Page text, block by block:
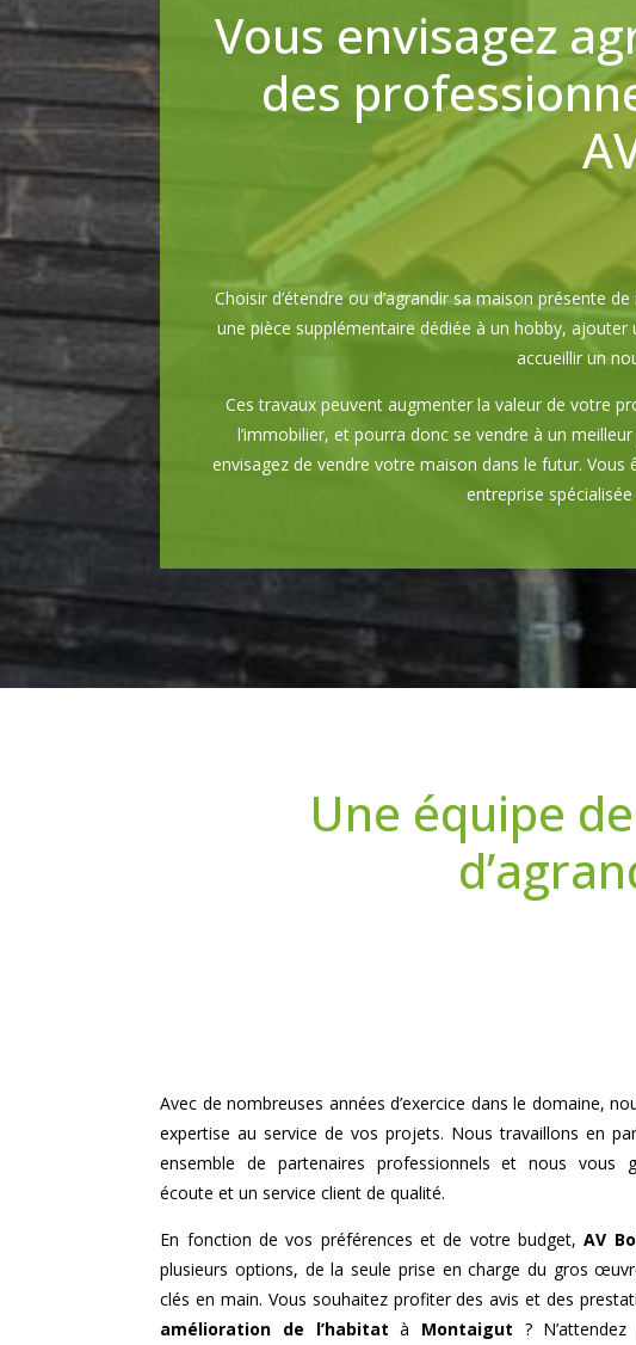
Vous envisagez
des
Choisir d’étendre ou d’agrandir sa maison présente
une pièce supplémentaire dédiée à un hobby,
accueillir un
Ces travaux peuvent augmenter la valeur de votre
l’immobilier, et pourra donc se vendre à un
envisagez de vendre votre maison dans le futur.
entreprise spécialisée
Une équipe
Avec de nombreuses années d’exercice dans le domaine,
expertise au service de vos projets. Nous travaillons en
ensemble de partenaires professionnels et nous vous
écoute et un service client de qualité.
En fonction de vos préférences et de votre budget,AV
plusieurs options, de la seule prise en charge du gros
clés en main. Vous souhaitez profiter des avis et des
amélioration de l’habitat à Montaigut ?